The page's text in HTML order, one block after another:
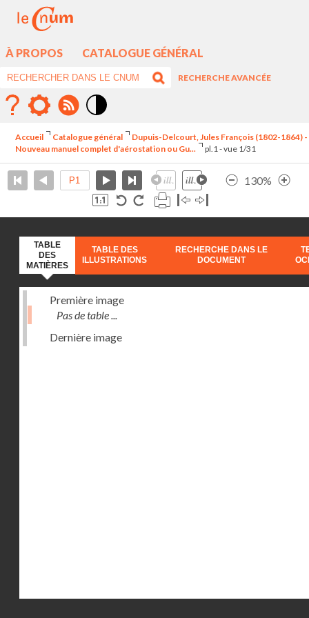
À PROPOS CATALOGUE GÉNÉRAL
RECHERCHE AVANCÉE
élévé
Accueil Catalogue général
Dupuis-Delcourt, Jules François (1802-1864) -
Nouveau manuel complet d'aérostation ou Gu...
pl.1 - vue 1/31
130%
TABLE
DES
MATIÈRES
TABLE DES
ILLUSTRATIONS
RECHERCHE DANS LE
DOCUMENT
Première image
Pas de table ...
Dernière image